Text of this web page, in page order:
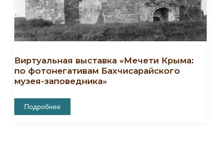
Виртуальная выставка «Мечети Крыма:
по фотонегативам Бахчисарайского
музея-заповедника»
Виртуальная
Выставка
Подробнее